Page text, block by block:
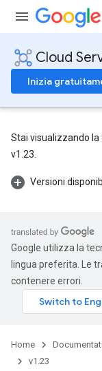
Cloud
Inizia
Stai visualizzando
v1.23.
Versioni
Google utilizza la
lingua preferita. Le
contenere errori.
Home
v1.23